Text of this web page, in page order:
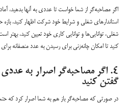
اگر مصاحبه‌گر از شما خواست تا عددی به آنها بدهید،
استاندارهای شغلی و شرایط خود شرکت اظهار کنید. بازه‌
شغلی، توانایی‌ها و توانایی کاری خود تعیین کنید. بهتر
کنید تا امکان چانه‌زنی برای رسیدن به عدد منصفانه
۴. اگر مصاحبه‌گر اصرار به
گفتن کنید
در صورتی که مصاحبه‌گر باز هم به شما اصرار کرد که